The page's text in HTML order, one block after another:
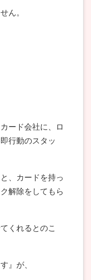
ん。
ード会社に、ロ
行動のスタッ
、カードを持っ
解除をしてもら
くれるとのこ
』が、